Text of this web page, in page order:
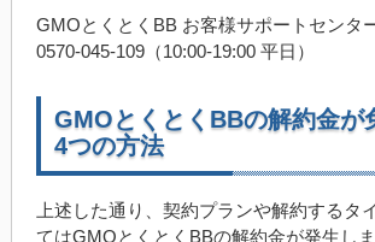
GMOとくとくBB お客様サポートセンタ
0570-045-109（10:00-19:00 平日）
GMOとくとくBBの解約金が
4つの方法
上述した通り、契約プランや解約するタ
てはGMOとくとくBBの解約金が発生し